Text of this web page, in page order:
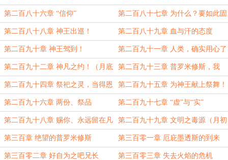
第二百八十六章 “信仰” 第二百八十七章 为什么？要如此固
执？
第二百八十八章 神王出巡！ 第二百八十九章 血与汗的态度
第二百九十章 神王驾到！ 第二百九十一章 人类，确实用心了
（月底求月票~~~）
第二百九十二章 神凡之约！（月底
求月票~~~）
第二百九十三章 普罗米修斯，我
***！
第二百九十四章 祭祀之灵，当得恩
赐
第二百九十五章 为神王献上祭舞！
第二百九十六章 两份、祭品 第二百九十七章 “虚”与“实”
第二百九十八章 赐你、永远留在凡
间吧（月初求月票~~~）
第二百九十九章 文明之毒源（月初
求月票~~~）
第三百章 绝望的普罗米修斯 第三百零一章 厄庇墨透斯的到来
第三百零二章 好自为之吧兄长 第三百零三章 失去火焰的危机